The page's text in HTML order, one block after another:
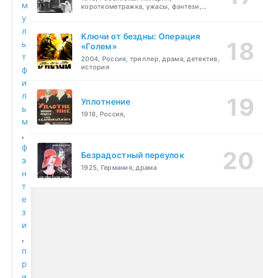
м
у
л
ь
т
ф
и
л
ь
м
,
ф
э
н
т
е
з
и
,
п
р
короткометражка, ужасы, фэнтези,
Ключи от бездны: Операция
«Голем»
2004, Россия, триллер, драма, детектив,
история
Уплотнение
1918, Россия,
Безрадостный переулок
1925, Германия, драма